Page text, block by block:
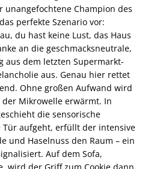
unangefochtene Champion des
perfekte Szenario vor:
du hast keine Lust, das Haus
an die geschmacksneutrale,
aus dem letzten Supermarkt-
aus. Genau hier rettet
Ohne großen Aufwand wird
Mikrowelle erwärmt. In
die sensorische
Tür aufgeht, erfüllt der intensive
und Haselnuss den Raum – ein
Auf dem Sofa,